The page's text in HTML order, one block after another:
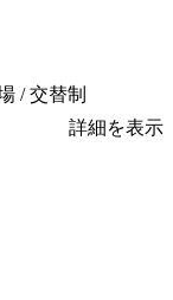
/ 交替制
詳細を表示